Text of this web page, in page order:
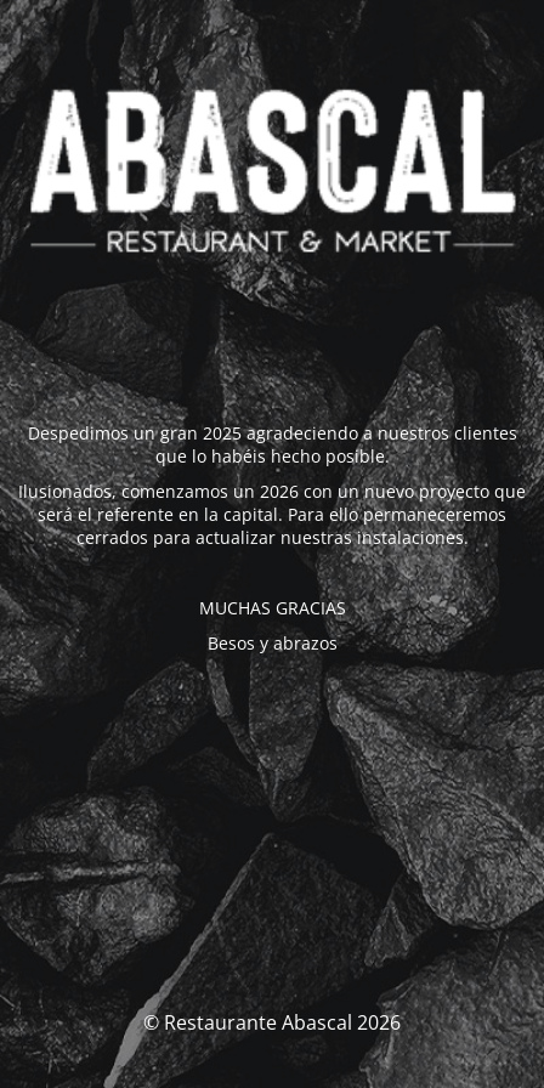
Despedimos un gran 2025 agradeciendo a nuestros clientes
que lo habéis hecho posible.
Ilusionados, comenzamos un 2026 con un nuevo proyecto que
será el referente en la capital. Para ello permaneceremos
cerrados para actualizar nuestras instalaciones.
MUCHAS GRACIAS
Besos y abrazos
© Restaurante Abascal 2026